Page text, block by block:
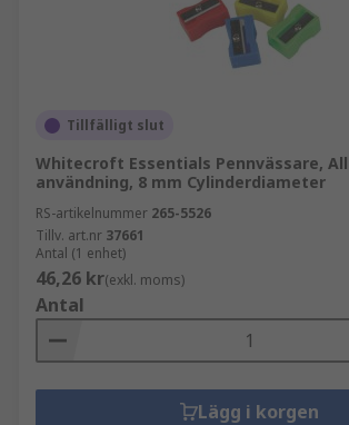
Tillfälligt slut
Whitecroft Essentials Pennvässare,
användning, 8 mm Cylinderdiameter
RS-artikelnummer 265-5526
Tillv. art.nr 37661
Antal (1 enhet)
46,26 kr(exkl. moms)
Antal
Lägg i korgen